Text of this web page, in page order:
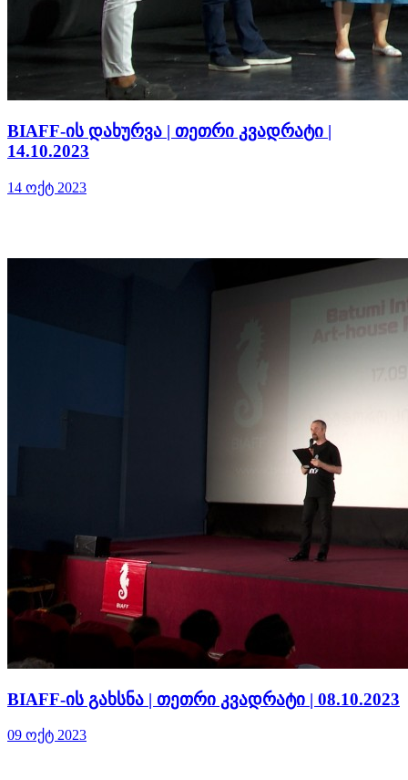
BIAFF-ის დახურვა | თეთრი კვადრატი |
14.10.2023
14 ოქტ 2023
BIAFF-ის გახსნა | თეთრი კვადრატი | 08.10.2023
09 ოქტ 2023